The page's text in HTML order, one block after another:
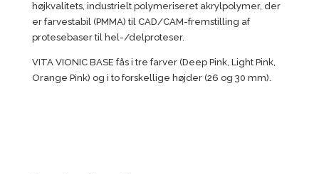
højkvalitets, industrielt polymeriseret akrylpolymer, der
er farvestabil (PMMA) til CAD/CAM-fremstilling af
protesebaser til hel-/delproteser.
VITA VIONIC BASE fås i tre farver (Deep Pink, Light Pink,
Orange Pink) og i to forskellige højder (26 og 30 mm).